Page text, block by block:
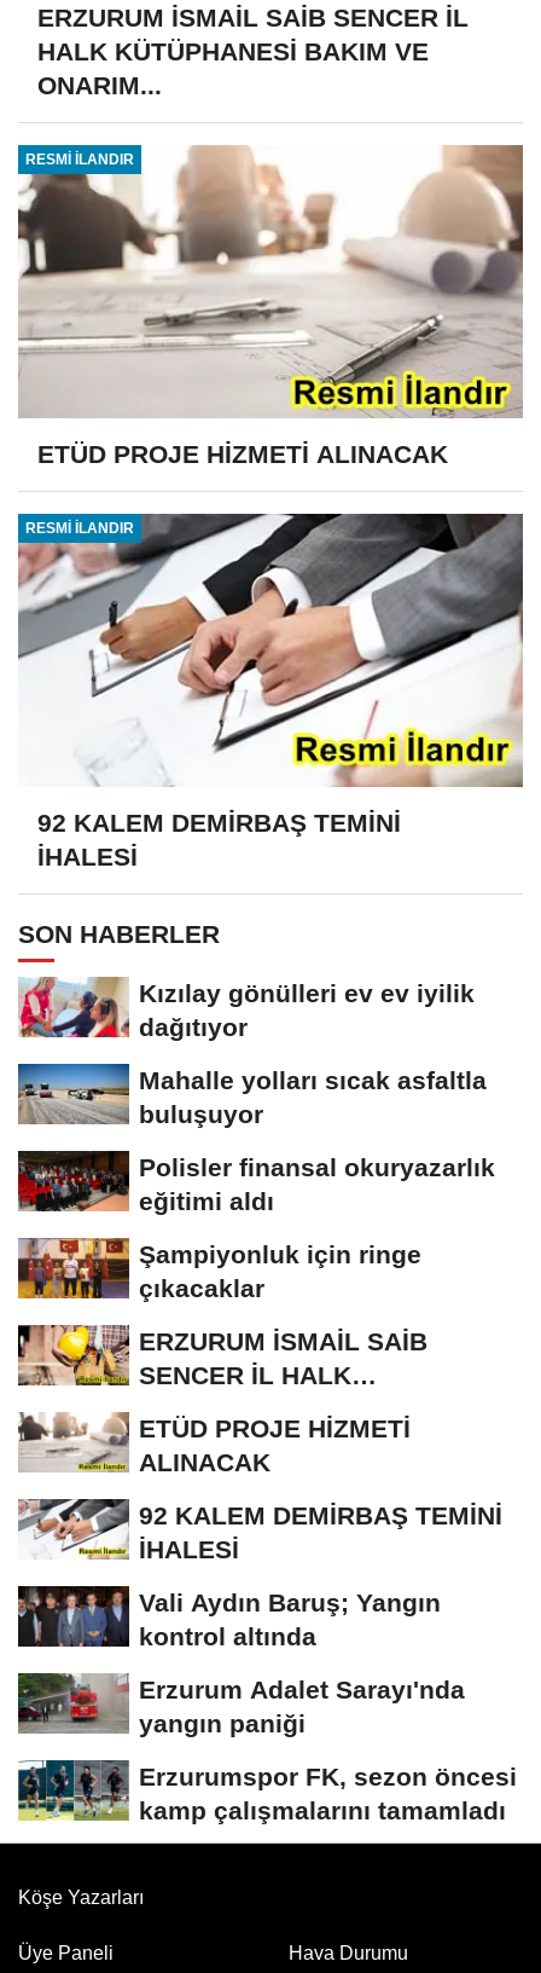
ERZURUM İSMAİL SAİB SENCER İL
HALK KÜTÜPHANESİ BAKIM VE
ONARIM...
RESMİ İLANDIR
ETÜD PROJE HİZMETİ ALINACAK
RESMİ İLANDIR
92 KALEM DEMİRBAŞ TEMİNİ
İHALESİ
SON HABERLER
Kızılay gönülleri ev ev iyilik
dağıtıyor
Mahalle yolları sıcak asfaltla
buluşuyor
Polisler finansal okuryazarlık
eğitimi aldı
Şampiyonluk için ringe
çıkacaklar
ERZURUM İSMAİL SAİB
SENCER İL HALK
KÜTÜPHANESİ BAKIM VE
ONARIM...
ETÜD PROJE HİZMETİ
ALINACAK
92 KALEM DEMİRBAŞ TEMİNİ
İHALESİ
Vali Aydın Baruş; Yangın
kontrol altında
Erzurum Adalet Sarayı'nda
yangın paniği
Erzurumspor FK, sezon öncesi
kamp çalışmalarını tamamladı
Köşe Yazarları
Üye Paneli Hava Durumu